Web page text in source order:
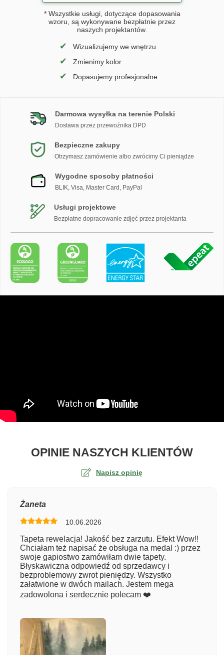
* Wszystkie usługi, dotyczące dopasowania
wzoru, są wykonywane bezpłatnie przez
naszych projektantów.
✔ Wizualizujemy we wnętrzu
✔ Zmienimy kolor
✔ Dopasujemy profesjonalne
Darmowa wysyłka na terenie Polski
Dostawa przez przewoźnika DPD
Bezpieczne zakupy
Otrzymasz zamówienie albo zwrócimy Ci pieniądze
Wygodne sposoby płatności
BLIK, Visa, Master Card, PayPal
Usługi projektowe
Bezpłatne dopracowanie zdjęć przez projektanta
OPINIE NASZYCH KLIENTÓWO
Napisz opinię
Numer zamówienia
Imię
Żaneta
10.06.2026
Tapeta rewelacja! Jakość bez zarzutu. Efekt Wow!!
Chciałam też napisać że obsługa na medal :) przez
swoje gapiostwo zamówiłam dwie tapety.
Błyskawiczna odpowiedź od sprzedawcy i
bezproblemowy zwrot pieniędzy. Wszystko
załatwione w dwóch mailach. Jestem mega
zadowolona i serdecznie polecam ❤️